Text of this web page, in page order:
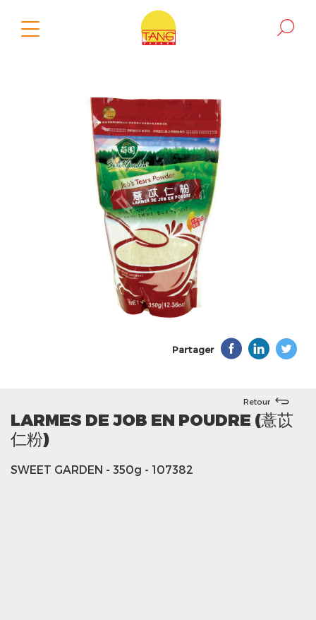
Partager
Retour
LARMES DE JOB EN POUDRE (薏苡
仁粉)
SWEET GARDEN - 350g - 107382